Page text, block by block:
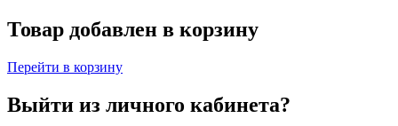
Товар добавлен в корзину
Перейти в корзину
Выйти из личного кабинета?